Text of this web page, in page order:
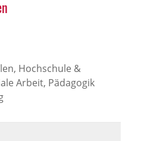
Hochschule &
Arbeit, Pädagogik